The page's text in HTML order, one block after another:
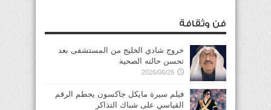
فن وثقافة
خروج شادي الخليج من المستشفى بعد
تحسن حالته الصحية
2026/06/26
فيلم سيرة مايكل جاكسون يحطم الرقم
القياسي على شباك التذاكر